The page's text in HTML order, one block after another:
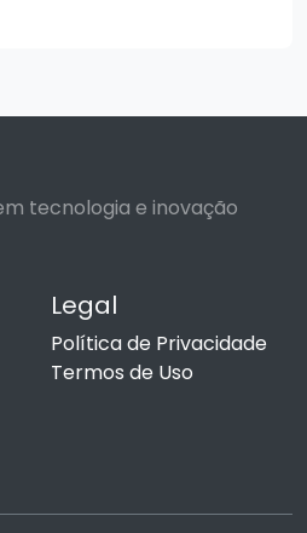
tecnologia e inovação
Legal
Política de Privacidade
Termos de Uso